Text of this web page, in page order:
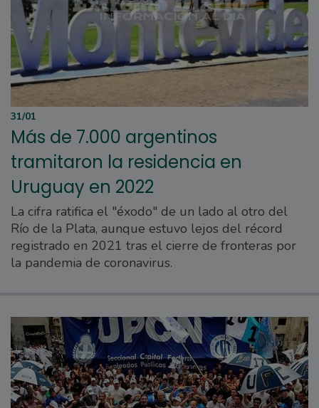
31/01
Más de 7.000 argentinos
tramitaron la residencia en
Uruguay en 2022
La cifra ratifica el "éxodo" de un lado al otro del
Río de la Plata, aunque estuvo lejos del récord
registrado en 2021 tras el cierre de fronteras por
la pandemia de coronavirus.